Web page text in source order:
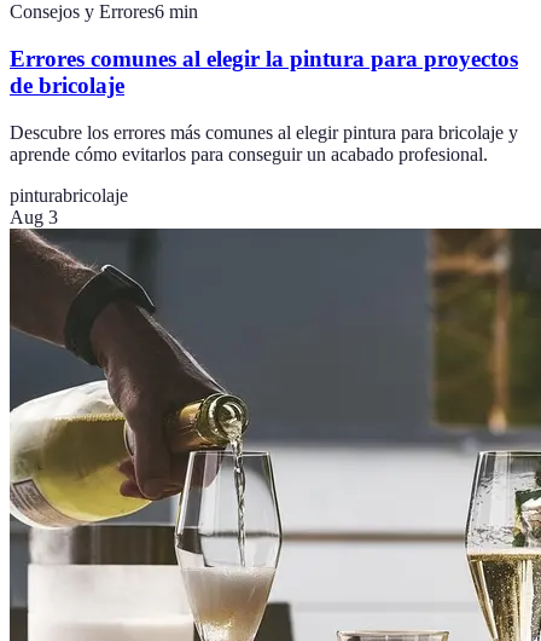
Consejos y Errores6 min
Errores comunes al elegir la pintura para proyectos
de bricolaje
Descubre los errores más comunes al elegir pintura para bricolaje y
aprende cómo evitarlos para conseguir un acabado profesional.
pinturabricolaje
Aug 3